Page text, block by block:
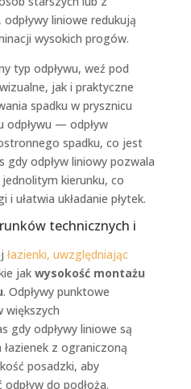
liniowe redukują
wysokich progów.
typ odpływu, weź pod
jak i praktyczne
spadku w prysznicu
odpływu — odpływ
spadku, co jest
gdy odpływ liniowy pozwala
kierunku, co
ułatwia układanie płytek.
technicznych i
łazienki, uwzględniając
jak wysokość montażu
. Odpływy punktowe
większych
gdy odpływy liniowe są
z ograniczoną
posadzki, aby
do podłoża.